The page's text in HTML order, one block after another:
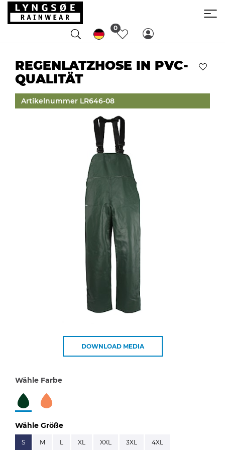
0
REGENLATZHOSE IN PVC-
QUALITÄT
Artikelnummer LR646-08
DOWNLOAD MEDIA
Wähle Farbe
Wähle Größe
S M L XL XXL 3XL 4XL